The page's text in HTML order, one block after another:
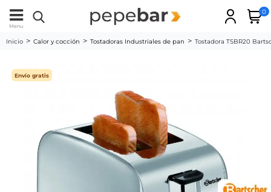
Menu
0
Inicio Calor y cocción Tostadoras Industriales de pan Tostadora TSBR20
Envío gratis